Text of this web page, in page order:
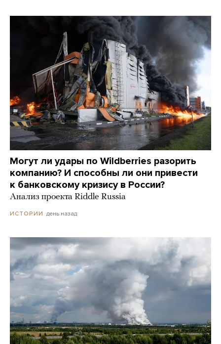
Могут ли удары по Wildberries разорить
компанию? И способны ли они привести
к банковскому кризису в России?
Анализ проекта Riddle Russia
ИСТОРИИ день назад